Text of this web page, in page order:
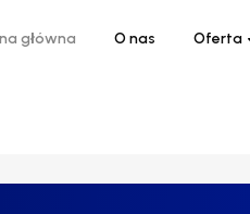
główna O nas Oferta